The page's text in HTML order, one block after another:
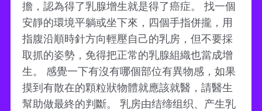
擔，認為得了乳腺增生就是得了癌症。 找一個
安靜的環境平躺或坐下來，四個手指併攏，用
指腹沿順時針方向輕壓自己的乳房，但不要採
取抓的姿勢，免得把正常的乳腺組織也當成增
生。 感覺一下有沒有哪個部位有異物感，如果
摸到有散在的顆粒狀物體就應該就醫，請醫生
幫助做最終的判斷。 乳房由结缔组织、产生乳